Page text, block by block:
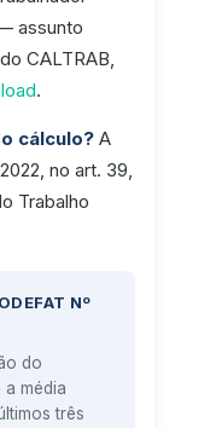
assunto
CALTRAB,
.
cálculo?A
no art. 39,
Trabalho
Nº
do
média
três